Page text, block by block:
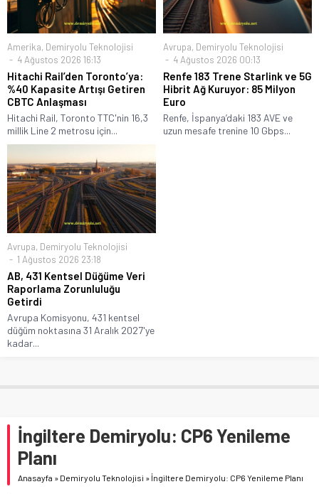
Amerika, Demiryolu Teknolojisi
4 Ağustos 2026 16:13
Hitachi Rail’den Toronto’ya:
%40 Kapasite Artışı Getiren
CBTC Anlaşması
Hitachi Rail, Toronto TTC'nin 16,3
millik Line 2 metrosu için...
Avrupa, Demiryolu Teknolojisi
4 Ağustos 2026 00:13
Renfe 183 Trene Starlink ve 5G
Hibrit Ağ Kuruyor: 85 Milyon
Euro
Renfe, İspanya’daki 183 AVE ve
uzun mesafe trenine 10 Gbps...
Avrupa, Demiryolu Teknolojisi
1 Ağustos 2026 23:18
AB, 431 Kentsel Düğüme Veri
Raporlama Zorunluluğu
Getirdi
Avrupa Komisyonu, 431 kentsel
düğüm noktasına 31 Aralık 2027'ye
kadar...
İngiltere Demiryolu: CP6 Yenileme
Planı
Anasayfa » Demiryolu Teknolojisi » İngiltere Demiryolu: CP6 Yenileme Planı